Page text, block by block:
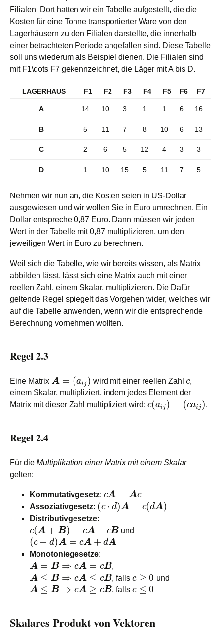
Filialen. Dort hatten wir ein Tabelle aufgestellt, die die
Kosten für eine Tonne transportierter Ware von den
Lagerhäusern zu den Filialen darstellte, die innerhalb
einer betrachteten Periode angefallen sind. Diese Tabelle
soll uns wiederum als Beispiel dienen. Die Filialen sind
mit F1\dots F7 gekennzeichnet, die Läger mit A bis D.
LAGERHAUS F1 F2 F3 F4 F5 F6 F7
A 14 10 3 1 1 6 16
B 5 11 7 8 10 6 13
C 2 6 5 12 4 3 3
D 1 10 15 5 11 7 5
Nehmen wir nun an, die Kosten seien in US-Dollar
ausgewiesen und wir wollen Sie in Euro umrechnen. Ein
Dollar entspreche 0,87 Euro. Dann müssen wir jeden
Wert in der Tabelle mit 0,87 multiplizieren, um den
jeweiligen Wert in Euro zu berechnen.
Weil sich die Tabelle, wie wir bereits wissen, als Matrix
abbilden lässt, lässt sich eine Matrix auch mit einer
reellen Zahl, einem Skalar, multiplizieren. Die Dafür
geltende Regel spiegelt das Vorgehen wider, welches wir
auf die Tabelle anwenden, wenn wir die entsprechende
Berechnung vornehmen wollten.
Regel 2.3
Eine Matrix A = (aij) wird mit einer reellen Zahlc,
einem Skalar, multipliziert, indem jedes Element der
Matrix mit dieser Zahl multipliziert wird: c(aij) = (caij).
Regel 2.4
Für die Multiplikation einer Matrix mit einem Skalar
gelten:
Kommutativgesetz: cA = Ac
Assoziativgesetz: (c ⋅ d)A = c(dA)
Distributivgesetze:
c(A + B) = cA + cB und
(c + d)A = cA + dA
Monotoniegesetze:
A = B ⇒ cA = cB,
A ≤ B ⇒ cA ≤ cB, fallsc ≥ 0 und
A ≤ B ⇒ cA ≥ cB, fallsc ≤ 0
Skalares Produkt von Vektoren